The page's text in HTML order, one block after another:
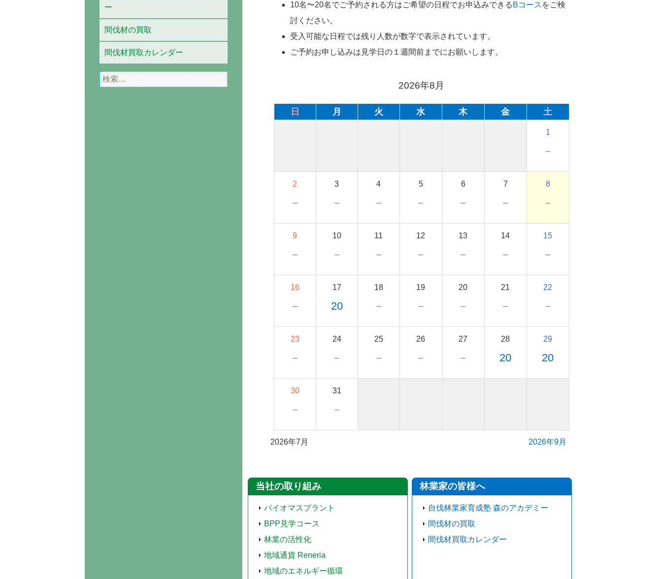
10名〜20名でご予約される方はご希望の日程でお申込みできる Bコース をご検
討ください。
受入可能な日程では残り人数が数字で表示されています。
ご予約お申し込みは見学日の１週間前までにお願いします。
2026年8月
日 月 火 水 木 金 土
1
－
2
－
3
－
4
－
5
－
6
－
7
－
8
－
9
－
10
－
11
－
12
－
13
－
14
－
15
－
16
－
17
20
18
－
19
－
20
－
21
－
22
－
23
－
24
－
25
－
26
－
27
－
28
20
29
20
30
－
31
－
2026年7月 2026年9月
当社の取り組み
バイオマスプラント
BPP見学コース
林業の活性化
地域通貨 Reneria
地域のエネルギー循環
林業家の皆様へ
自伐林業家育成塾 森のアカデミー
間伐材の買取
間伐材買取カレンダー
ー
間伐材の買取
間伐材買取カレンダー